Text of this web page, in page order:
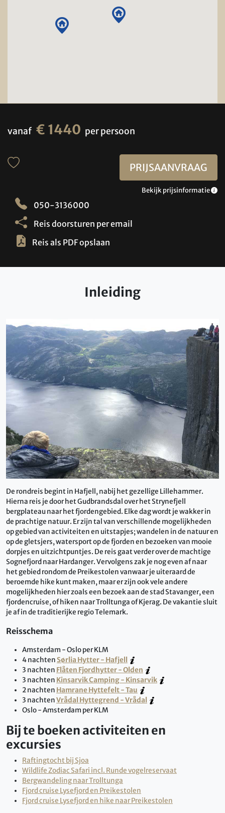
vanaf € 1440 per persoon
PRIJSAANVRAAG
Bekijk prijsinformatie
050-3136000
Reis doorsturen per email
Reis als PDF opslaan
Inleiding
De rondreis begint in Hafjell, nabij het gezellige Lillehammer.
Hierna reis je door het Gudbrandsdal over het Strynefjell
bergplateau naar het fjordengebied. Elke dag wordt je wakker in
de prachtige natuur. Er zijn tal van verschillende mogelijkheden
op gebied van activiteiten en uitstapjes; wandelen in de natuur en
op de gletsjers, watersport op de fjorden en bezoeken van mooie
dorpjes en uitzichtpuntjes. De reis gaat verder over de machtige
Sognefjord naar Hardanger. Vervolgens zak je nog even af naar
het gebied rondom de Preikestolen vanwaar je uiteraard de
beroemde hike kunt maken, maar er zijn ook vele andere
mogelijkheden hier zoals een bezoek aan de stad Stavanger, een
fjordencruise, of hiken naar Trolltunga of Kjerag. De vakantie sluit
je af in de traditierijke regio Telemark.
Reisschema
Amsterdam - Oslo per KLM
4 nachtenSørlia Hytter - Hafjell
3 nachten Flåten Fjordhytter - Olden
3 nachten Kinsarvik Camping - Kinsarvik
2 nachten Hamrane Hyttefelt - Tau
3 nachtenVrådal Hyttegrend - Vrådal
Oslo - Amsterdam per KLM
Bij te boeken activiteiten en
excursies
Raftingtocht bij Sjoa
Wildlife Zodiac Safari incl. Runde vogelreservaat
Bergwandeling naar Trolltunga
Fjord cruise Lysefjord en Preikestolen
Fjord cruise Lysefjord en hike naar Preikestolen